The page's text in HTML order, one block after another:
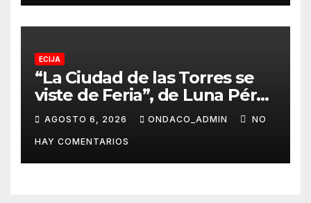
ECIJA
“La Ciudad de las Torres se
viste de Feria”, de Luna Pérez
Flores, cartel anunciador de
la Real Feria de Écija 2026
AGOSTO 6, 2026 ONDACO_ADMIN NO
HAY COMENTARIOS